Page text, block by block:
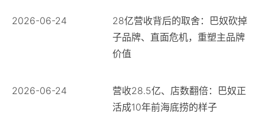
2026-06-24
28亿营收背后的取舍：巴奴砍掉
子品牌、直面危机，重塑主品牌
价值
2026-06-24
营收28.5亿、店数翻倍：巴奴正
活成10年前海底捞的样子